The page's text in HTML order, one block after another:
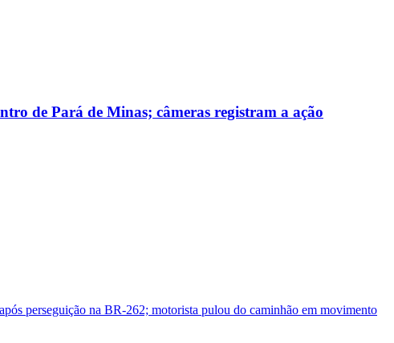
de Pará de Minas; câmeras registram a ação
perseguição na BR-262; motorista pulou do caminhão em movimento